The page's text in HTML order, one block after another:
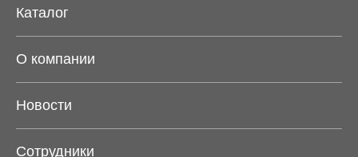
Каталог
О компании
Новости
Сотрудники